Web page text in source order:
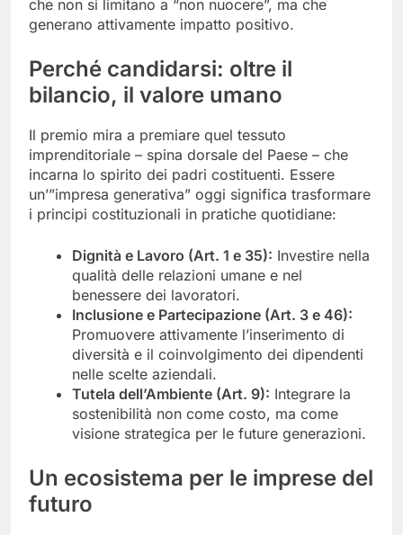
che non si limitano a “non nuocere”, ma che
generano attivamente impatto positivo.
Perché candidarsi: oltre il
bilancio, il valore umano
Il premio mira a premiare quel tessuto
imprenditoriale – spina dorsale del Paese – che
incarna lo spirito dei padri costituenti. Essere
un’”impresa generativa” oggi significa trasformare
i principi costituzionali in pratiche quotidiane:
Dignità e Lavoro (Art. 1 e 35): Investire nella
qualità delle relazioni umane e nel
benessere dei lavoratori.
Inclusione e Partecipazione (Art. 3 e 46):
Promuovere attivamente l’inserimento di
diversità e il coinvolgimento dei dipendenti
nelle scelte aziendali.
Tutela dell’Ambiente (Art. 9): Integrare la
sostenibilità non come costo, ma come
visione strategica per le future generazioni.
Un ecosistema per le imprese del
futuro